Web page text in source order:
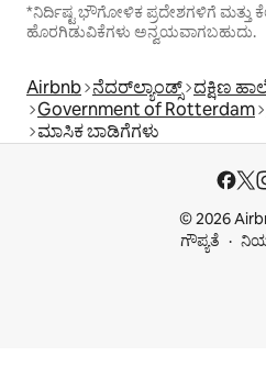
*ನಿರ್ದಿಷ್ಟ ಭೌಗೋಳಿಕ ಪ್ರದೇಶಗಳಿಗೆ ಮತ್ತು
ಹೊರಗಿಡುವಿಕೆಗಳು ಅನ್ವಯವಾಗಬಹುದು.
Airbnb ನೆದರ್‌ಲ್ಯಾಂಡ್ಸ್ ದಕ್ಷಿಣ
Government of Rotterdam
ಮಾಸಿಕ ಬಾಡಿಗೆಗಳು
© 2026
ಗೌಪ್ಯತೆ